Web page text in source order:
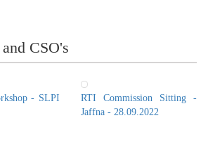
CSO's
- SLPI
RTI Commission Sitting -
Jaffna - 28.09.2022